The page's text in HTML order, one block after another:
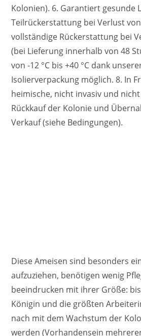
Kolonien). 6. Garantiert gesunde
Teilrückerstattung bei Verlust
vollständige Rückerstattung bei
(bei Lieferung innerhalb von 48
von -12 °C bis +40 °C dank
Isolierverpackung möglich. 8. In
heimische, nicht invasiv und
Rückkauf der Kolonie und
Verkauf (siehe Bedingungen).
Diese Ameisen sind besonders
aufzuziehen, benötigen wenig
beeindrucken mit ihrer Größe:
Königin und die größten
nach mit dem Wachstum der
werden (Vorhandensein